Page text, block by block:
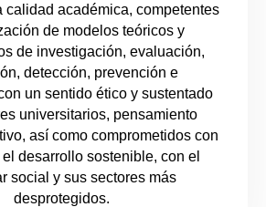
calidad académica, competentes
de modelos teóricos y
de investigación, evaluación,
detección, prevención e
un sentido ético y sustentado
universitarios, pensamiento
así como comprometidos con
desarrollo sostenible, con el
social y sus sectores más
desprotegidos.